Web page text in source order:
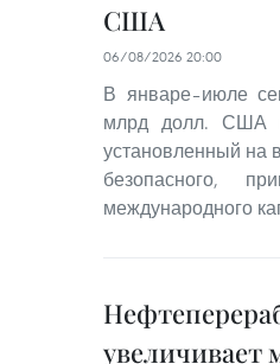
США
06/08/2026 20:00
В январе–июле
млрд долл. США
установленный на
безопасного,
международного